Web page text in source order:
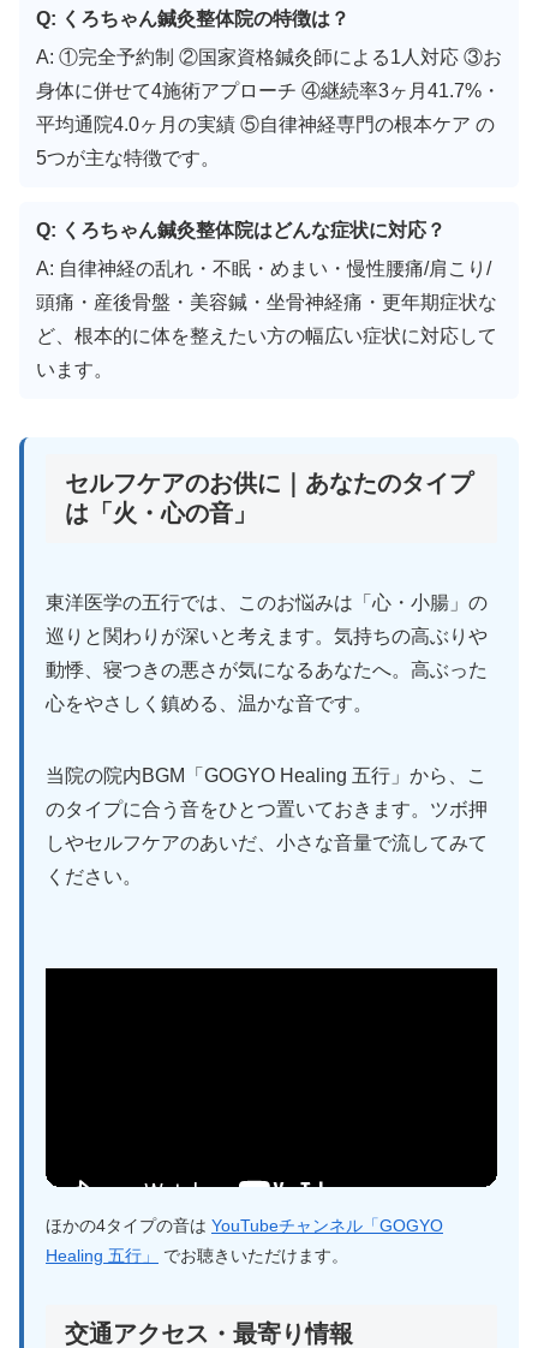
Q: くろちゃん鍼灸整体院の特徴は？
A: ①完全予約制 ②国家資格鍼灸師による1人対応 ③お
身体に併せて4施術アプローチ ④継続率3ヶ月41.7%・
平均通院4.0ヶ月の実績 ⑤自律神経専門の根本ケア の
5つが主な特徴です。
Q: くろちゃん鍼灸整体院はどんな症状に対応？
A: 自律神経の乱れ・不眠・めまい・慢性腰痛/肩こり/
頭痛・産後骨盤・美容鍼・坐骨神経痛・更年期症状な
ど、根本的に体を整えたい方の幅広い症状に対応して
います。
セルフケアのお供に｜あなたのタイプ
は「火・心の音」
東洋医学の五行では、このお悩みは「心・小腸」の
巡りと関わりが深いと考えます。気持ちの高ぶりや
動悸、寝つきの悪さが気になるあなたへ。高ぶった
心をやさしく鎮める、温かな音です。
当院の院内BGM「GOGYO Healing 五行」から、こ
のタイプに合う音をひとつ置いておきます。ツボ押
しやセルフケアのあいだ、小さな音量で流してみて
ください。
ほかの4タイプの音は YouTubeチャンネル「GOGYO
Healing 五行」
でお聴きいただけます。
交通アクセス・最寄り情報